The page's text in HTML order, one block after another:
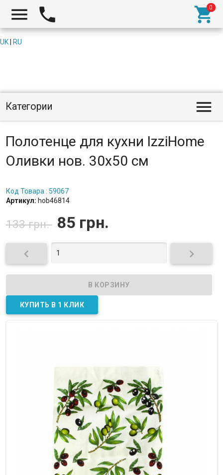
  
UK RU
Категории 
Полотенце для кухни IzziHome
Оливки нов. 30х50 см
Код Товара : 59067
Артикул: hob46814
133 грн. 85 грн.
 